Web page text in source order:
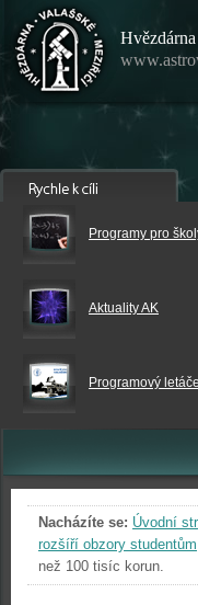
Programy pro
Aktuality AK
Programový
Nacházíte se: Úvodní
rozšíří obzory studentům
než 100 tisíc korun.